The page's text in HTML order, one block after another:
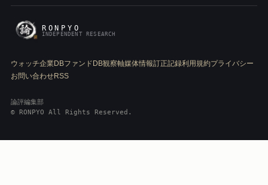
RONPYO
INDEPENDENT RESEARCH
ウォッチ企業DBファンドDB観察軸媒体情報訂正記録利用規約プライバシー
お問い合わせRSS
論評編集部
© RONPYO All Rights Reserved.